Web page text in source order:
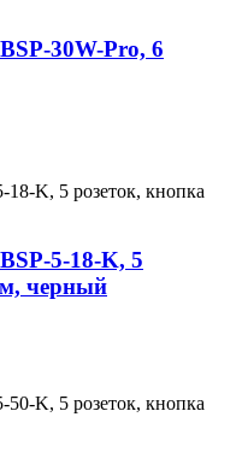
30W-Pro, 6
5-18-K, 5
м, черный